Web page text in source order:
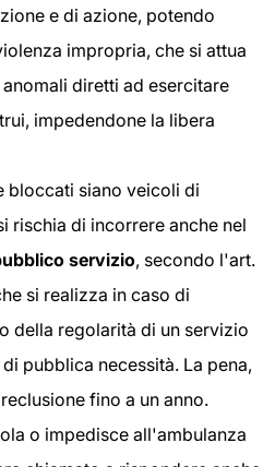
e di azione, potendo
impropria, che si attua
diretti ad esercitare
impedendone la libera
bloccati siano veicoli di
rischia di incorrere anche nel
servizio, secondo l'art.
si realizza in caso di
della regolarità di un servizio
pubblica necessità. La pena,
fino a un anno.
o impedisce all'ambulanza